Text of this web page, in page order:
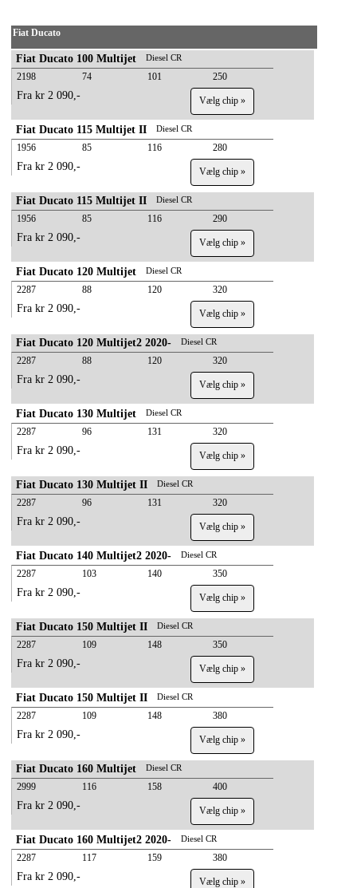
Fiat Ducato
Fiat Ducato 100 Multijet Diesel CR
2198 74 101 250
Fra kr 2 090,- Vælg chip »
Fiat Ducato 115 Multijet II Diesel CR
1956 85 116 280
Fra kr 2 090,- Vælg chip »
Fiat Ducato 115 Multijet II Diesel CR
1956 85 116 290
Fra kr 2 090,- Vælg chip »
Fiat Ducato 120 Multijet Diesel CR
2287 88 120 320
Fra kr 2 090,- Vælg chip »
Fiat Ducato 120 Multijet2 2020- Diesel CR
2287 88 120 320
Fra kr 2 090,- Vælg chip »
Fiat Ducato 130 Multijet Diesel CR
2287 96 131 320
Fra kr 2 090,- Vælg chip »
Fiat Ducato 130 Multijet II Diesel CR
2287 96 131 320
Fra kr 2 090,- Vælg chip »
Fiat Ducato 140 Multijet2 2020- Diesel CR
2287 103 140 350
Fra kr 2 090,- Vælg chip »
Fiat Ducato 150 Multijet II Diesel CR
2287 109 148 350
Fra kr 2 090,- Vælg chip »
Fiat Ducato 150 Multijet II Diesel CR
2287 109 148 380
Fra kr 2 090,- Vælg chip »
Fiat Ducato 160 Multijet Diesel CR
2999 116 158 400
Fra kr 2 090,- Vælg chip »
Fiat Ducato 160 Multijet2 2020- Diesel CR
2287 117 159 380
Fra kr 2 090,- Vælg chip »